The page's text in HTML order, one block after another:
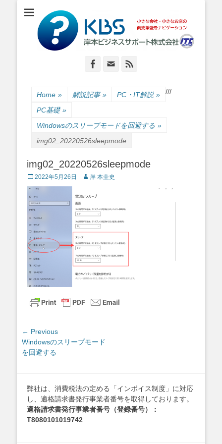
岸本ビジネスサポ
ート株式会社
小さな会社・小さなお店のIT経営をナビゲーション
Facebook
Email
Home » 解説記事 » /
PC・IT解説 » /
PC基礎 »
/
Windowsのスリープモードを回避する »
img02_20220526sleepmode
img02_20220526sleepmode
Posted
on
2022年5月26日 Author
岸 本圭史
投
稿
ナ
ー
シ
ョ
← Previous
Previous
post:
Windowsのスリープモード
を回避する
弊社は、消費税法の定める「インボイス制度」に対応
し、適格請求書発行事業者番号を取得しております。
適格請求書発行事業者番号（登録番号）：
T8080101019742